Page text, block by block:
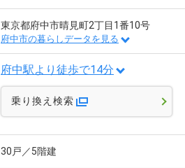
東京都府中市晴見町2丁目1番10号
府中市の暮らしデータを見る
府中駅より徒歩で14分
乗り換え検索
30戸／5階建